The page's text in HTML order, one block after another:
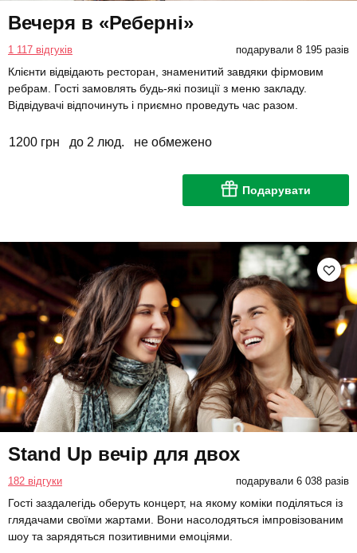
Вечеря в «Реберні»
1 117 відгуків подарували 8 195 разів
Клієнти відвідають ресторан, знаменитий завдяки фірмовим
ребрам. Гості замовлять будь-які позиції з меню закладу.
Відвідувачі відпочинуть і приємно проведуть час разом.
1200 грн до 2 люд. не обмежено
Подарувати
Stand Up вечір для двох
182 відгуки подарували 6 038 разів
Гості заздалегідь оберуть концерт, на якому коміки поділяться із
глядачами своїми жартами. Вони насолодяться імпровізованим
шоу та зарядяться позитивними емоціями.